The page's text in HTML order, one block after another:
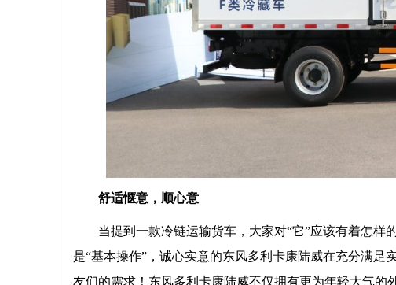
舒适惬意，顺心意
当提到一款冷链运输货车，大家对“它”应该有着怎样
是“基本操作”，诚心实意的东风多利卡康陆威在充分满
友们的需求！东风多利卡康陆威不仅拥有更为年轻大气